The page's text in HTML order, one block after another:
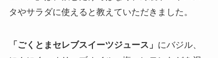
タやサラダに使えると教えていただきました。
「ごくとまセレブスイーツジュース」 にバジル、